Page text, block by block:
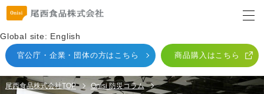
Global site: English
官公庁・企業・団体の方はこちら 商品購入はこちら
尾西食品株式会社TOP
Onisi 防災コラム